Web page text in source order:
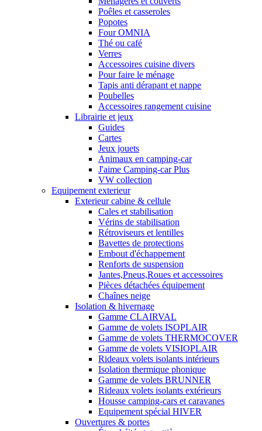
Poêles et casseroles
Popotes
Four OMNIA
Thé ou café
Verres
Accessoires cuisine divers
Pour faire le ménage
Tapis anti dérapant et nappe
Poubelles
Accessoires rangement cuisine
Librairie et jeux
Guides
Cartes
Jeux jouets
Animaux en camping-car
J'aime Camping-car Plus
VW collection
Equipement exterieur
Exterieur cabine & cellule
Cales et stabilisation
Vérins de stabilisation
Rétroviseurs et lentilles
Bavettes de protections
Embout d'échappement
Renforts de suspension
Jantes,Pneus,Roues et accessoires
Pièces détachées équipement
Chaînes neige
Isolation & hivernage
Gamme CLAIRVAL
Gamme de volets ISOPLAIR
Gamme de volets THERMOCOVER
Gamme de volets VISIOPLAIR
Rideaux volets isolants intérieurs
Isolation thermique phonique
Gamme de volets BRUNNER
Rideaux volets isolants extérieurs
Housse camping-cars et caravanes
Equipement spécial HIVER
Ouvertures & portes